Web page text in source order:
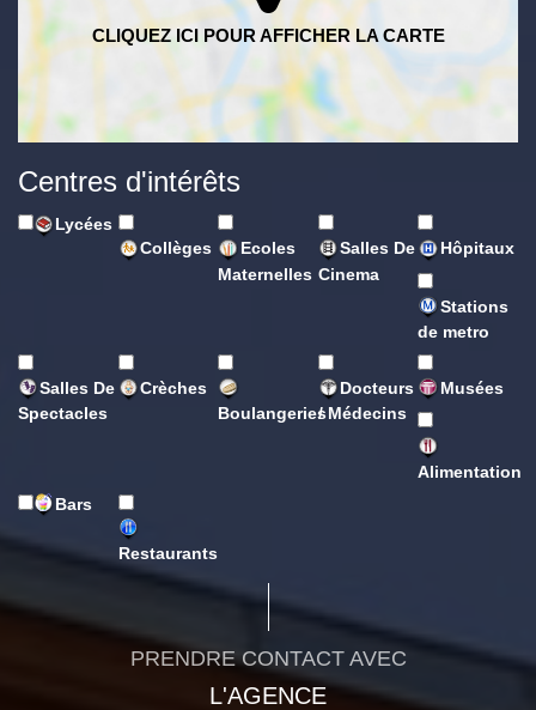
Centres d'intérêts
Lycées
Collèges
Ecoles
Maternelles
Salles De
Cinema
Hôpitaux
Stations
de metro
Salles De
Spectacles
Crèches
Boulangeries
Docteurs
/ Médecins
Musées
Alimentation
Bars
Restaurants
PRENDRE CONTACT AVEC
L'AGENCE